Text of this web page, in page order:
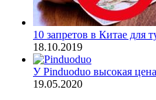
10 запретов в Китае для
18.10.2019
У Pinduoduo высокая
19.05.2020